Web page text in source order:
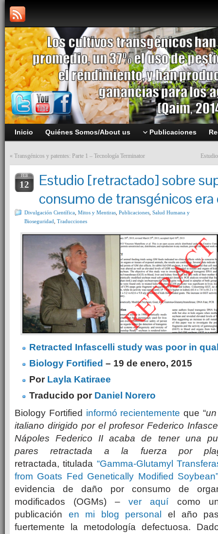
Inicio Quiénes Somos/About us Publicaciones
« Transgénicos y patentes: Parte 1 – Tecnología Terminator
FEB
12
Estudio [retractado] sobre
consumo de transgénicos
Divulgación Científica Mitos y Mentiras Publicaciones Salud Humana y
Bioseguridad Traducciones
Retracted Infascelli study was poor in
Biology Fortified – 19 de enero, 2015
Por Layla Katiraee
Traducido por Daniel Norero
Biology Fortified informó recientemente que “
italiano dirigido por el profesor Federico
Nápoles Federico II acaba de tener una
pares retractada a la fuerza por
retractada, titulada “Gamma-Glutamyl
from Goats Fed Genetically Modified
evidencia de daño por consumo de
modificados (OGMs) –ver aquí como
publicación en mi blog personal
el año
fuertemente la metodología defectuosa.